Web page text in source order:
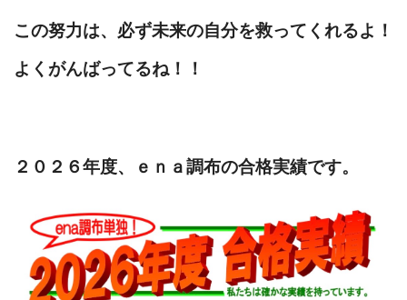
この努力は、必ず未来の自分を救ってくれるよ！
よくがんばってるね！！
２０２６年度、ｅｎａ調布の合格実績です。